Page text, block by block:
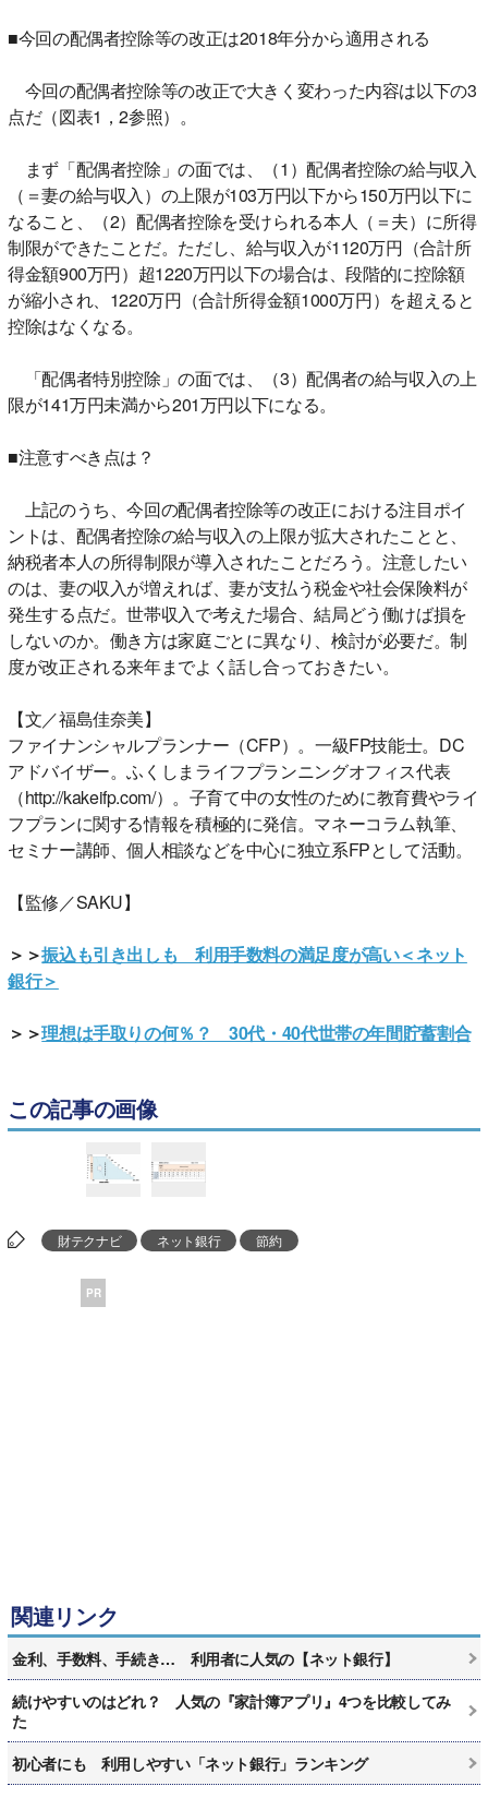
■今回の配偶者控除等の改正は2018年分から適用される
今回の配偶者控除等の改正で大きく変わった内容は以下の3
点だ（図表1，2参照）。
まず「配偶者控除」の面では、（1）配偶者控除の給与収入
（＝妻の給与収入）の上限が103万円以下から150万円以下に
なること、（2）配偶者控除を受けられる本人（＝夫）に所得
制限ができたことだ。ただし、給与収入が1120万円（合計所
得金額900万円）超1220万円以下の場合は、段階的に控除額
が縮小され、1220万円（合計所得金額1000万円）を超えると
控除はなくなる。
「配偶者特別控除」の面では、（3）配偶者の給与収入の上
限が141万円未満から201万円以下になる。
■注意すべき点は？
上記のうち、今回の配偶者控除等の改正における注目ポイ
ントは、配偶者控除の給与収入の上限が拡大されたことと、
納税者本人の所得制限が導入されたことだろう。注意したい
のは、妻の収入が増えれば、妻が支払う税金や社会保険料が
発生する点だ。世帯収入で考えた場合、結局どう働けば損を
しないのか。働き方は家庭ごとに異なり、検討が必要だ。制
度が改正される来年までよく話し合っておきたい。
【文／福島佳奈美】
ファイナンシャルプランナー（CFP）。一級FP技能士。DC
アドバイザー。ふくしまライフプランニングオフィス代表
（http://kakeifp.com/）。子育て中の女性のために教育費やライ
フプランに関する情報を積極的に発信。マネーコラム執筆、
セミナー講師、個人相談などを中心に独立系FPとして活動。
【監修／SAKU】
＞＞振込も引き出しも 利用手数料の満足度が高い＜ネット
銀行＞
＞＞理想は手取りの何％？ 30代・40代世帯の年間貯蓄割合
この記事の画像
財テクナビ ネット銀行 節約
PR
関連リンク
金利、手数料、手続き… 利用者に人気の【ネット銀行】
続けやすいのはどれ？ 人気の『家計簿アプリ』4つを比較してみ
た
初心者にも 利用しやすい「ネット銀行」ランキング